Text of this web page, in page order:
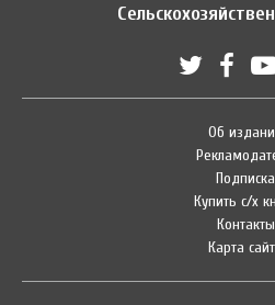
Об
Подписка
Купить с/х
Контакты
Карта